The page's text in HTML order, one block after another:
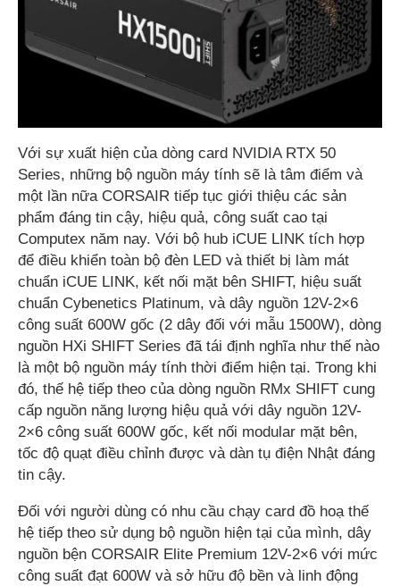
Với sự xuất hiện của dòng card NVIDIA RTX 50
Series, những bộ nguồn máy tính sẽ là tâm điểm và
một lần nữa CORSAIR tiếp tục giới thiệu các sản
phẩm đáng tin cậy, hiệu quả, công suất cao tại
Computex năm nay. Với bộ hub iCUE LINK tích hợp
để điều khiển toàn bộ đèn LED và thiết bị làm mát
chuẩn iCUE LINK, kết nối mặt bên SHIFT, hiệu suất
chuẩn Cybenetics Platinum, và dây nguồn 12V-2×6
công suất 600W gốc (2 dây đối với mẫu 1500W), dòng
nguồn HXi SHIFT Series đã tái định nghĩa như thế nào
là một bộ nguồn máy tính thời điểm hiện tại. Trong khi
đó, thế hệ tiếp theo của dòng nguồn RMx SHIFT cung
cấp nguồn năng lượng hiệu quả với dây nguồn 12V-
2×6 công suất 600W gốc, kết nối modular mặt bên,
tốc độ quạt điều chỉnh được và dàn tụ điện Nhật đáng
tin cậy.
Đối với người dùng có nhu cầu chạy card đồ hoạ thế
hệ tiếp theo sử dụng bộ nguồn hiện tại của mình, dây
nguồn bện CORSAIR Elite Premium 12V-2×6 với mức
công suất đạt 600W và sở hữu độ bền và linh động